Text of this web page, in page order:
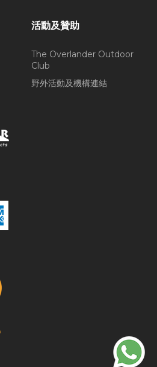
活動及贊助
The Overlander Outdoor
Club
野外活動及機構連結